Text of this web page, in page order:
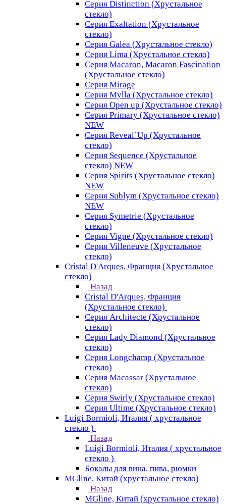
Серия Distinction (Хрустальное
стекло)
Серия Exaltation (Хрустальное
стекло)
Серия Galea (Хрустальное стекло)
Серия Lima (Хрустальное стекло)
Серия Macaron, Macaron Fascination
(Хрустальное стекло)
Серия Mirage
Серия Mylla (Хрустальное стекло)
Серия Open up (Хрустальное стекло)
Серия Primary (Хрустальное стекло)
NEW
Серия Reveal`Up (Хрустальное
стекло)
Серия Sequence (Хрустальное
стекло) NEW
Серия Spirits (Хрустальное стекло)
NEW
Серия Sublym (Хрустальное стекло)
NEW
Серия Symetrie (Хрустальное
стекло)
Серия Vigne (Хрустальное стекло)
Серия Villeneuve (Хрустальное
стекло)
Cristal D'Arques, Франция (Хрустальное
стекло)
Назад
Cristal D'Arques, Франция
(Хрустальное стекло)
Серия Architecte (Хрустальное
стекло)
Серия Lady Diamond (Хрустальное
стекло)
Серия Longchamp (Хрустальное
стекло)
Серия Macassar (Хрустальное
стекло)
Серия Swirly (Хрустальное стекло)
Серия Ultime (Хрустальное стекло)
Luigi Bormioli, Италия ( хрустальное
стекло )
Назад
Luigi Bormioli, Италия ( хрустальное
стекло )
Бокалы для вина, пива, рюмки
MGline, Китай (хрустальное стекло)
Назад
MGline, Китай (хрустальное стекло)